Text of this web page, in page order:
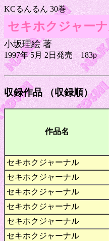
KCるんるん 30巻
セキホクジャー
小坂理絵 著
1997年 5月 2日発売 183p
収録作品 （収録順）
作品名
セキホクジャーナル
セキホクジャーナル
セキホクジャーナル
セキホクジャーナル
セキホクジャーナル
セキホクジャーナル